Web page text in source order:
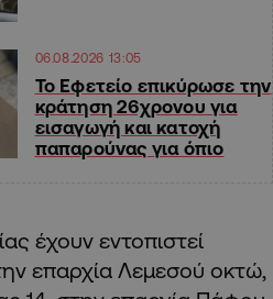
06.08.2026 13:05
Το Εφετείο επικύρωσε την
κράτηση 26χρονου για
εισαγωγή και κατοχή
παπαρούνας για όπιο
έχουν εντοπιστεί
επαρχία Λεμεσού οκτώ,